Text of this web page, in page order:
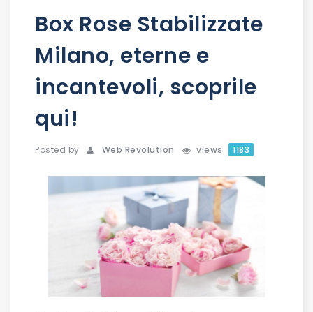
Box Rose Stabilizzate
Milano, eterne e
incantevoli, scoprile
qui!
Posted by Web Revolution views 1183